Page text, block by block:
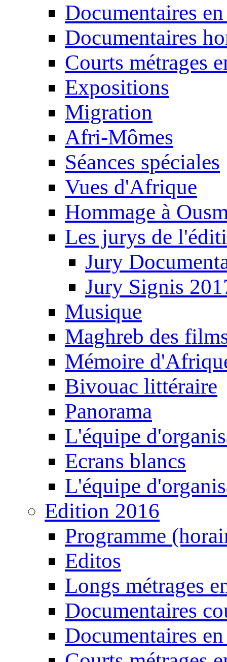
Documentaires
Documentaires
Courts métrages
Expositions
Migration
Afri-Mômes
Séances spéciales
Vues d'Afrique
Hommage à
Les jurys de
Jury
Jury Signis
Musique
Maghreb des
Mémoire
Bivouac littéraire
Panorama
L'équipe
Ecrans blancs
L'équipe
Edition 2016
Programme
Editos
Longs métrages
Documentaires
Documentaires